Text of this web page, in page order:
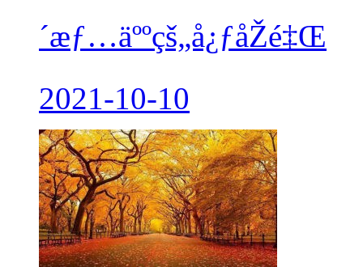
´æƒ…äººçš„å¿ƒåŽé‡Œ
2021-10-10